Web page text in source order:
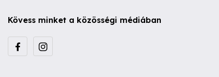
Kövess minket a közösségi médiában